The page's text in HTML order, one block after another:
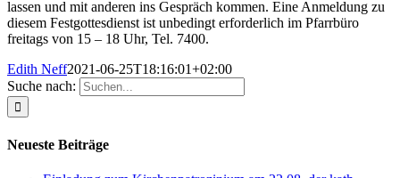
lassen und mit anderen ins Gespräch kommen. Eine Anmeldung zu
diesem Festgottesdienst ist unbedingt erforderlich im Pfarrbüro
freitags von 15 – 18 Uhr, Tel. 7400.
Edith Neff2021-06-25T18:16:01+02:00
Suche nach:
Neueste Beiträge